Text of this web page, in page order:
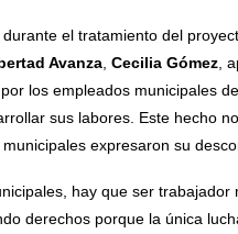
el tratamiento del
Avanza, Cecilia Gómez,
los empleados municipales
sus labores. Este hecho
expresaron su
hay que ser
derechos porque la única